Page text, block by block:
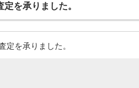
を承りました。
定を承りました。